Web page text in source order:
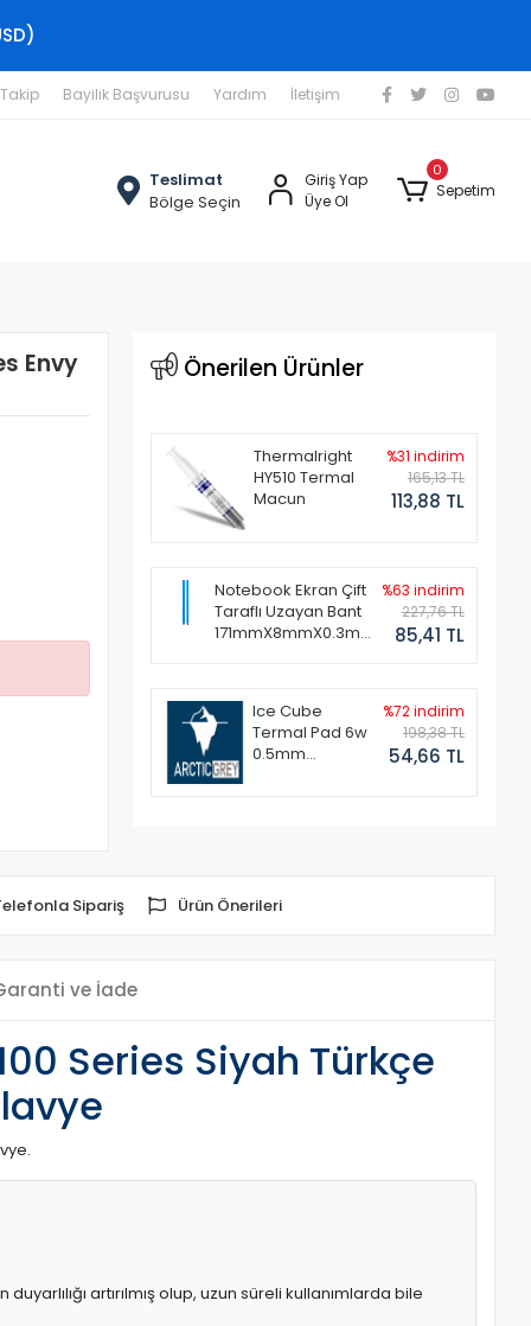
Bayilik Başvurusu Yardım İletişim
Teslimat
Bölge Seçin
Giriş Yap
Üye Ol
0
Sepetim
Envy
Önerilen Ürünler
Thermalright
HY510 Termal
Macun
%31 indirim
165,13 TL
113,88 TL
Notebook Ekran Çift
Taraflı Uzayan Bant
171mmX8mmX0.3mm
%63 indirim
227,76 TL
85,41 TL
Ice Cube
Termal Pad 6w
0.5mm
%72 indirim
198,38 TL
54,66 TL
Sipariş Ürün Önerileri
ve İade
Series Siyah Türkçe
artırılmış olup, uzun süreli kullanımlarda bile